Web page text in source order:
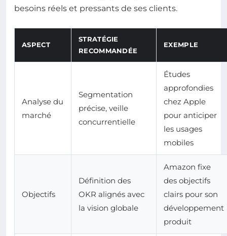
besoins réels et pressants de ses clients.
ASPECT
STRATÉGIE
RECOMMANDÉE
EXEMPLE
Analyse du
marché
Segmentation
précise, veille
concurrentielle
Études
approfondies
chez Apple
pour anticiper
les usages
mobiles
Objectifs
Définition des
OKR alignés avec
la vision globale
Amazon fixe
des objectifs
clairs pour son
développement
produit